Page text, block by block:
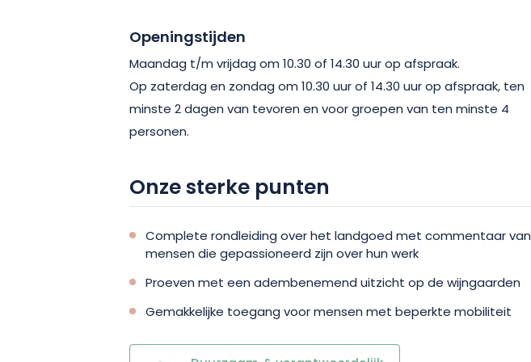
Openingstijden
Maandag t/m vrijdag om 10.30 of 14.30 uur op afspraak.
Op zaterdag en zondag om 10.30 uur of 14.30 uur op afspraak, ten
minste 2 dagen van tevoren en voor groepen van ten minste 4
personen.
Onze sterke punten
Complete rondleiding over het landgoed met commentaar van
mensen die gepassioneerd zijn over hun werk
Proeven met een adembenemend uitzicht op de wijngaarden
Gemakkelijke toegang voor mensen met beperkte mobiliteit